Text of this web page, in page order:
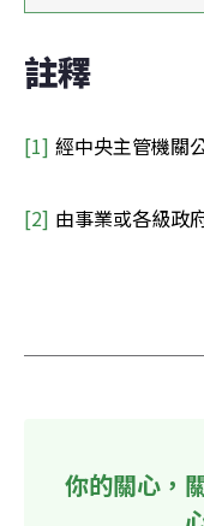
註釋
[1] 經中央主管機關
[2] 由事業或各級政
你的關心，